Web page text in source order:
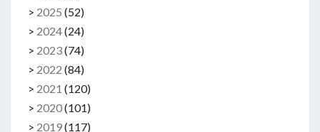
> 2025 (52)
> 2024(24)
> 2023(74)
> 2022 (84)
> 2021 (120)
> 2020(101)
> 2019(117)